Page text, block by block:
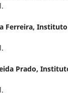
Ferreira, Instituto
Prado,